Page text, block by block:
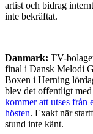
artist och bidrag
inte bekräftat.
Danmark: TV-
final i Dansk Melodi
Boxen i Herning
blev det offentligt
kommer att utses från
hösten. Exakt när
stund inte känt.